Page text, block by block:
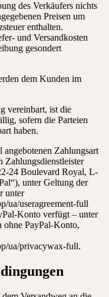
des Verkäufers nichts
Preisen um
enthalten.
und Versandkosten
gesondert
dem Kunden im
vereinbart, ist die
sofern die Parteien
haben.
Zahlungsart
Zahlungsdienstleister
24 Boulevard Royal, L-
unter Geltung der
unter
ua/useragreement-full
Konto verfügt – unter
ohne PayPal-Konto,
ua/privacywax-full.